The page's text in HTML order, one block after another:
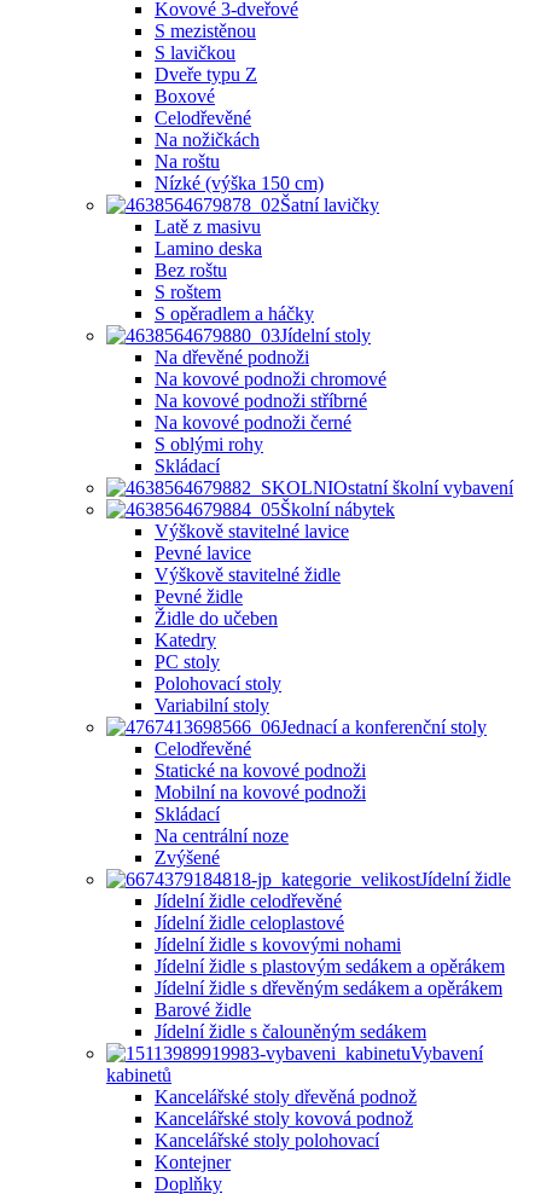
Kovové 3-dveřové
S mezistěnou
S lavičkou
Dveře typu Z
Boxové
Celodřevěné
Na nožičkách
Na roštu
Nízké (výška 150 cm)
Šatní lavičky
Latě z masivu
Lamino deska
Bez roštu
S roštem
S opěradlem a háčky
Jídelní stoly
Na dřevěné podnoži
Na kovové podnoži chromové
Na kovové podnoži stříbrné
Na kovové podnoži černé
S oblými rohy
Skládací
Ostatní školní vybavení
Školní nábytek
Výškově stavitelné lavice
Pevné lavice
Výškově stavitelné židle
Pevné židle
Židle do učeben
Katedry
PC stoly
Polohovací stoly
Variabilní stoly
Jednací a konferenční stoly
Celodřevěné
Statické na kovové podnoži
Mobilní na kovové podnoži
Skládací
Na centrální noze
Zvýšené
Jídelní židle
Jídelní židle celodřevěné
Jídelní židle celoplastové
Jídelní židle s kovovými nohami
Jídelní židle s plastovým sedákem a opěrákem
Jídelní židle s dřevěným sedákem a opěrákem
Barové židle
Jídelní židle s čalouněným sedákem
Vybavení
kabinetů
Kancelářské stoly dřevěná podnož
Kancelářské stoly kovová podnož
Kancelářské stoly polohovací
Kontejner
Doplňky